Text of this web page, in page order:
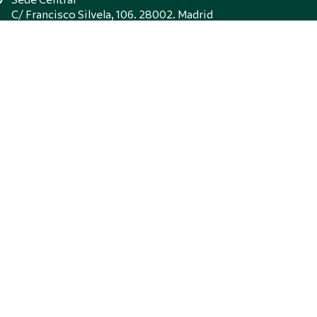
C/ Francisco Silvela, 106. 28002. Madrid